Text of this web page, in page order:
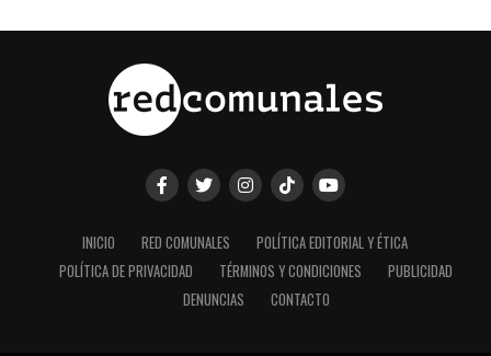
INICIO RED COMUNALES
POLÍTICA EDITORIAL Y ÉTICA
POLÍTICA DE PRIVACIDAD
TÉRMINOS Y CONDICIONES
PUBLICIDAD
DENUNCIAS
CONTACTO